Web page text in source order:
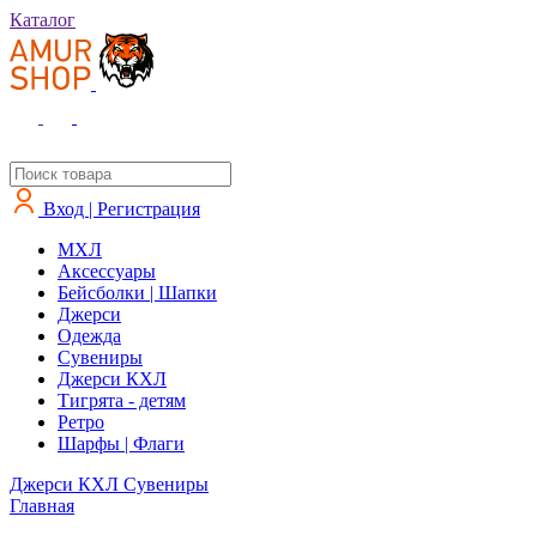
Каталог
Вход | Регистрация
MXЛ
Аксессуары
Бейсболки | Шапки
Джерси
Одежда
Сувениры
Джерси КХЛ
Тигрята - детям
Ретро
Шарфы | Флаги
Джерси КХЛ Сувениры
Главная